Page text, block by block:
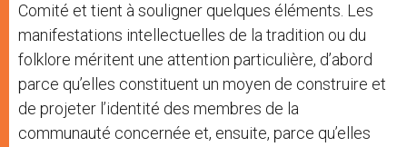
Comité et tient à souligner quelques éléments. Les
manifestations intellectuelles de la tradition ou du
folklore méritent une attention particulière, d’abord
parce qu’elles constituent un moyen de construire et
de projeter l’identité des membres de la
communauté concernée et, ensuite, parce qu’elles